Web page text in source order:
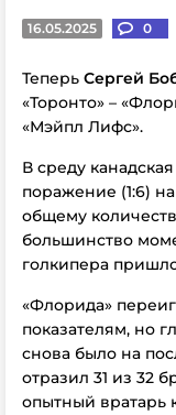
16.05.2025 0
Теперь Сергей
«Торонто» –
«Мэйпл Лифс».
В среду
поражение (1:6)
общему
большинство
голкипера
«Флорида»
показателям, но
снова было на
отразил 31 из 32
опытный вратарь